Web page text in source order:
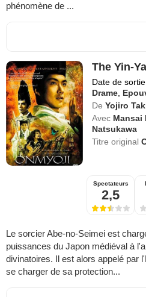
phénomène de ...
The Yin-
Date de
Drame
De Yojiro
Avec Mansai
Natsukawa
Titre original
Spectateurs
2,5
Le sorcier Abe-no-Seimei est
puissances du Japon médiéval à
divinatoires. Il est alors appelé par
se charger de sa protection...